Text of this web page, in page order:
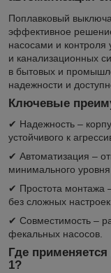
Поплавковый
эффективное
насосами и контроля
и канализационных
в бытовых и
надежности и
Ключевые
✔ Надежность –
устойчивого к
✔ Автоматизация –
минимального
✔ Простота монтажа
без сложных
✔ Совместимость –
фекальных насосов.
Где
1?